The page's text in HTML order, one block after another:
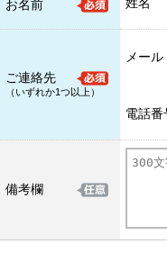
お名前
ご連絡先
（いずれか1つ以上）
メール
電話番
備考欄